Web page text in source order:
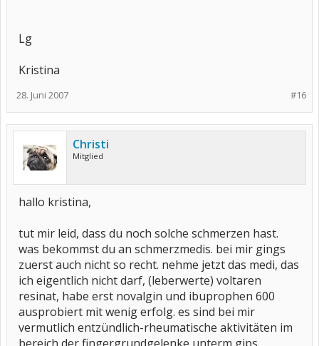
Lg
Kristina
#16
28. Juni 2007
Christi
Mitglied
hallo kristina,
tut mir leid, dass du noch solche schmerzen hast.
was bekommst du an schmerzmedis. bei mir gings
zuerst auch nicht so recht. nehme jetzt das medi, das
ich eigentlich nicht darf, (leberwerte) voltaren
resinat, habe erst novalgin und ibuprophen 600
ausprobiert mit wenig erfolg. es sind bei mir
vermutlich entzündlich-rheumatische aktivitäten im